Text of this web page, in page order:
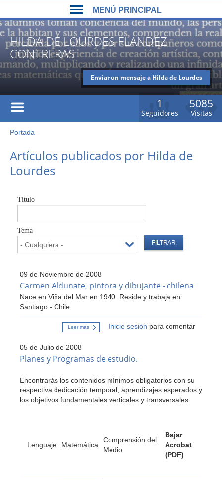
navigation
HILDA DE LOURDES FLANDEZ
CONTRERAS
Enviar un mensaje a Hilda de Lourdes
5085
Visitas
1
Seguidores
Usted
está
aquí
Portada
to
top
Artículos publicados por Hilda de
Lourdes
Título
Tema
09 de Noviembre de 2008
Carmen Aldunate, pintora y dibujante - chilena
Nace en Viña del Mar en 1940. Reside y trabaja en
Santiago - Chile
Leer más sobre
Carmen
dibujante
Inicie sesión para comentar
05 de Julio de 2008
Planes y Programas de estudio.
Encontrarás los contenidos mínimos obligatorios con su
respectiva dedicación temporal, aprendizajes esperados y
los objetivos fundamentales verticales y transversales.
Lenguaje Matemática
Comprensión del
Medio
Bajar
Acrobat
(PDF)
top
MENÚ PRINCIPAL
MENÚ
PRINCIPAL